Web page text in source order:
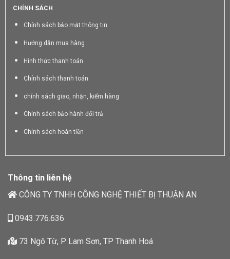
CHÍNH SÁCH
Chính sách bảo mật thông tin
Hướng dẫn mua hàng
Hình thức thanh toán
Chính sách thanh toán
chính sách giao, nhận, kiểm hàng
Chính sách bảo hành đổi trả
Chính sách hoàn tiền
Thông tin liên hệ
CÔNG TY TNHH CÔNG NGHỆ THIẾT BỊ THUẬN AN
0943.776.636
73 Ngô Từ, P Lam Sơn, TP Thanh Hoá